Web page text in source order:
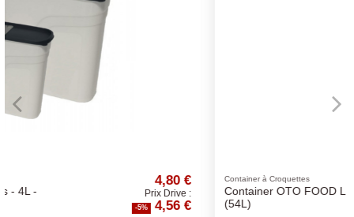
:
Container OTO FOOD L
19,99 €
Prix Drive :